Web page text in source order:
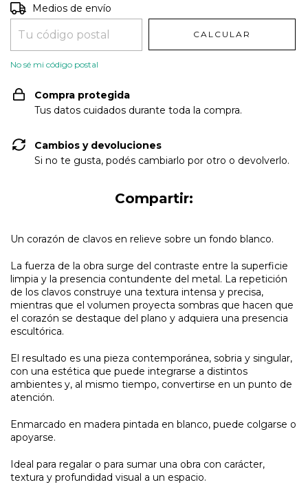
Entregas para el CP:
Medios de envío
CALCULAR
No sé mi código postal
Compra protegida
Tus datos cuidados durante toda la compra.
Cambios y devoluciones
Si no te gusta, podés cambiarlo por otro o devolverlo.
Compartir:
Un corazón de clavos en relieve sobre un fondo blanco.
La fuerza de la obra surge del contraste entre la superficie
limpia y la presencia contundente del metal. La repetición
de los clavos construye una textura intensa y precisa,
mientras que el volumen proyecta sombras que hacen que
el corazón se destaque del plano y adquiera una presencia
escultórica.
El resultado es una pieza contemporánea, sobria y singular,
con una estética que puede integrarse a distintos
ambientes y, al mismo tiempo, convertirse en un punto de
atención.
Enmarcado en madera pintada en blanco, puede colgarse o
apoyarse.
Ideal para regalar o para sumar una obra con carácter,
textura y profundidad visual a un espacio.